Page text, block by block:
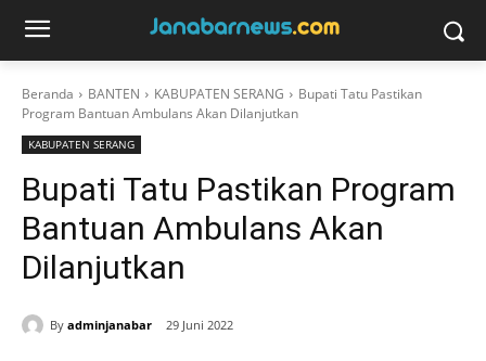
Beranda BANTEN KABUPATEN SERANG
Bupati Tatu Pastikan
Program Bantuan Ambulans Akan Dilanjutkan
KABUPATEN SERANG
Bupati Tatu Pastikan Program
Bantuan Ambulans Akan
Dilanjutkan
By adminjanabar 29 Juni 2022